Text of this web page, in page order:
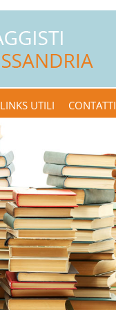
LINKS UTILI CONTATTI